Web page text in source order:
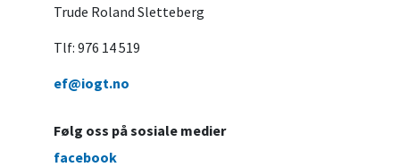
Trude Roland Sletteberg
Tlf: 976 14 519
ef@iogt.no
Følg oss på sosiale medier
facebook